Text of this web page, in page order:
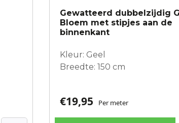
Gewatteerd dubbelzijdig
Bloem met stipjes aan de
binnenkant
Kleur: Geel
Breedte: 150 cm
€19,95 Per meter